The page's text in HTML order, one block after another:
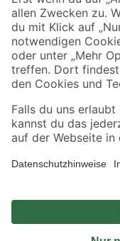
Jetzt die toom-App
Alle Preisangaben in EUR inkl.
Umständen nicht in allen
Produkte nur solange der Vorrat
*Paketversand ab 59 €
Nutzungsbedingungen